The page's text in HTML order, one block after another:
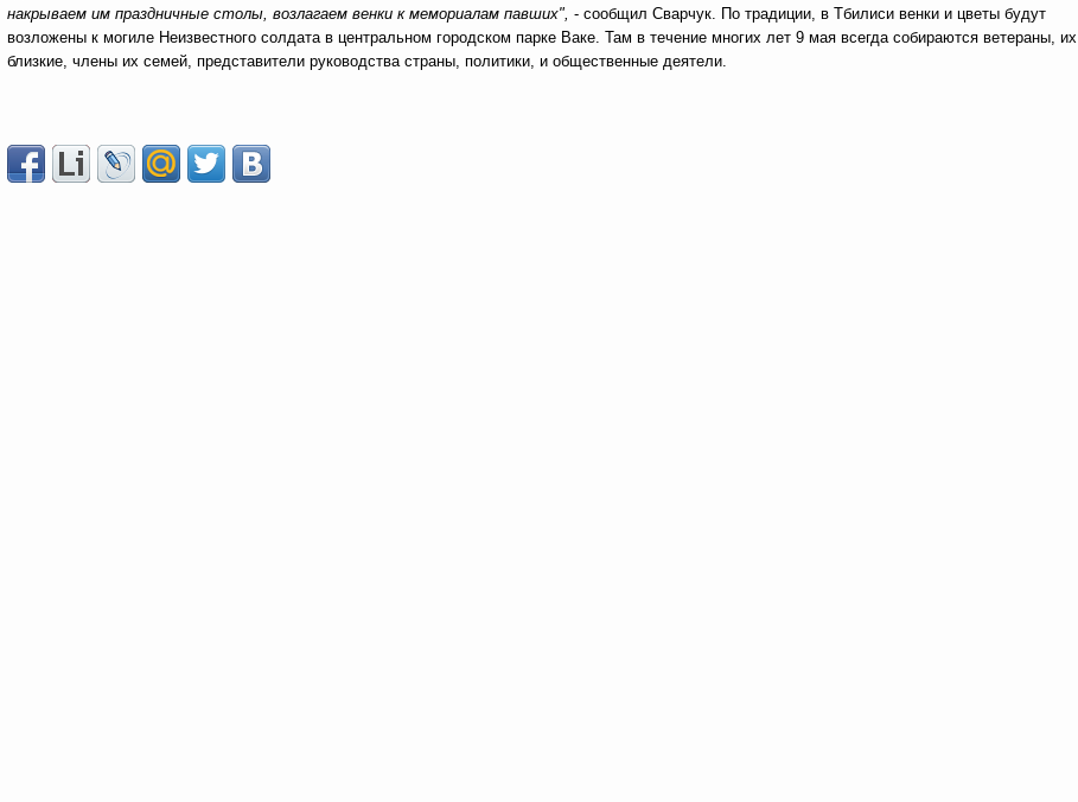
накрываем им праздничные столы, возлагаем венки к мемориалам павших", - сообщил Сварчук. По традиции, в Тбилиси венки и цветы будут
возложены к могиле Неизвестного солдата в центральном городском парке Ваке. Там в течение многих лет 9 мая всегда собираются ветераны, их
близкие, члены их семей, представители руководства страны, политики, и общественные деятели.